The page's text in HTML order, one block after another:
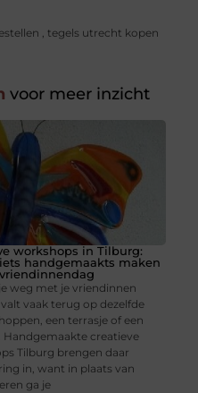
, tegels utrecht kopen
voor meer inzicht
workshops in Tilburg:
handgemaakts maken
weg met je vriendinnen
vaak terug op dezelfde
een terrasje of een
Handgemaakte creatieve
Tilburg brengen daar
in, want in plaats van
ga je